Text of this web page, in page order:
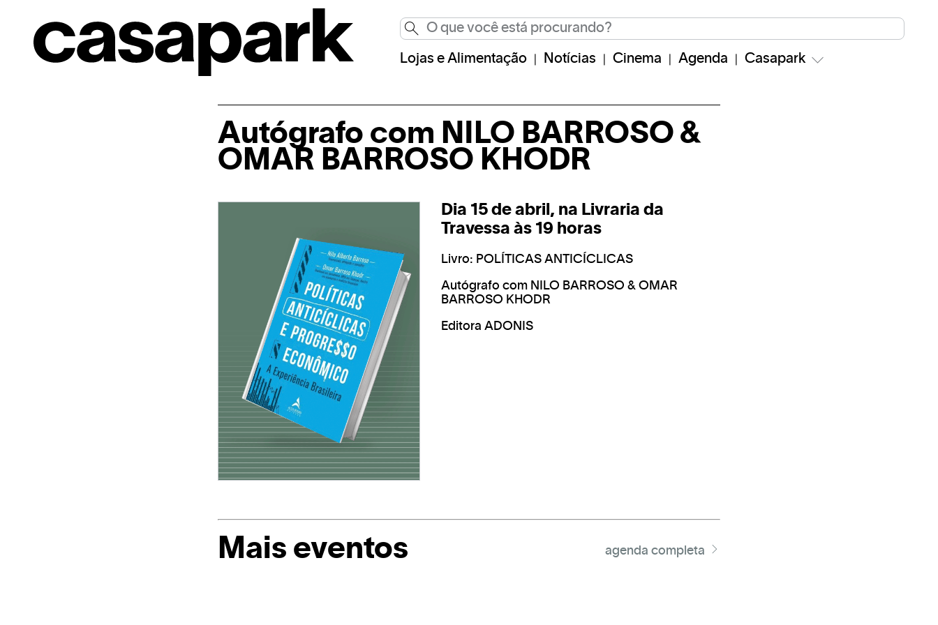
Lojas e Alimentação Notícias Cinema Agenda Casapark
Autógrafo com NILO BARROSO &
OMAR BARROSO KHODR
Dia 15 de abril, na Livraria da
Travessa às 19 horas
Livro: POLÍTICAS ANTICÍCLICAS
Autógrafo com NILO BARROSO & OMAR
BARROSO KHODR
Editora ADONIS
Mais eventos agenda completa